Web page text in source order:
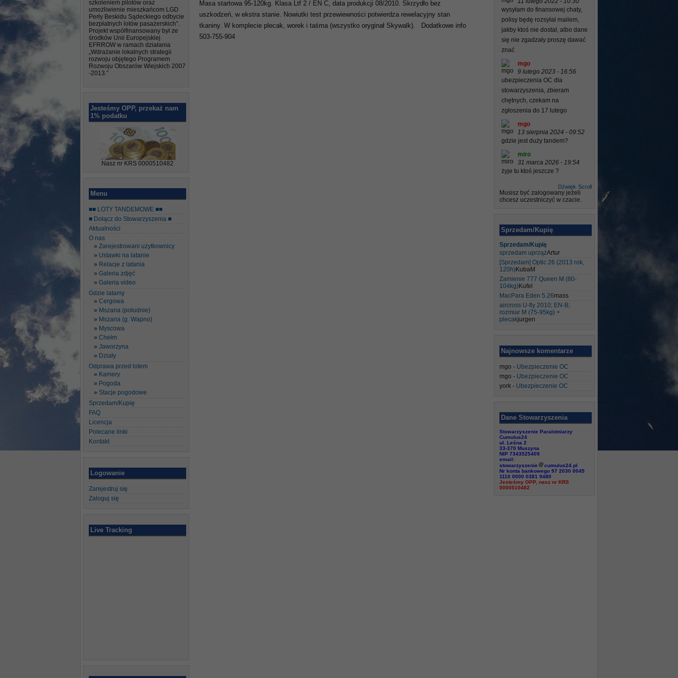
szkoleniem pilotów oraz
umożliwienie mieszkańcom LGD
Perły Beskidu Sądeckiego odbycie
bezpłatnych lotów pasażerskich”.
Projekt współfinansowany był ze
środków Unii Europejskiej
EFRROW w ramach działania
„Wdrażanie lokalnych strategii
rozwoju objętego Programem
Rozwoju Obszarów Wiejskich 2007
-2013.”
Jesteśmy OPP, przekaż nam
1% podatku
Nasz nr KRS 0000510482
Menu
■■ LOTY TANDEMOWE ■■
■ Dołącz do Stowarzyszenia ■
Aktualności
O nas
Zarejestrowani użytkownicy
Ustawki na latanie
Relacje z latania
Galeria zdjęć
Galeria video
Gdzie latamy
Cergowa
Mszana (południe)
Mszana (g. Wapno)
Myscowa
Chełm
Jaworzyna
Działy
Odprawa przed lotem
Kamery
Pogoda
Stacje pogodowe
Sprzedam/Kupię
FAQ
Licencja
Polecane linki
Kontakt
Logowanie
Zarejestruj się
Zaloguj się
Live Tracking
Masa startowa 95-120kg. Klasa Ltf 2 / EN C, data produkcji 08/2010. Skrzydło bez
uszkodzeń, w ekstra stanie. Nowiutki test przewiewności potwierdza rewelacyjny stan
tkaniny. W komplecie plecak, worek i taśma (wszystko oryginał Skywalk). Dodatkowe info
503-755-904
wysyłam do finansowej chaty,
polisy będę rozsyłał mailem,
jakby ktoś nie dostał, albo dane
się nie zgadzały proszę dawać
znać
mgo
9 lutego 2023 - 16:56
ubezpieczenia OC dla
stowarzyszenia, zbieram
chętnych, czekam na
zgłoszenia do 17 lutego
mgo
13 sierpnia 2024 - 09:52
gdzie jest duży tandem?
miro
31 marca 2026 - 19:54
żyje tu ktoś jeszcze ?
Scroll
Dźwięk
Musisz być zalogowany jeżeli
chcesz uczestniczyć w czacie.
Sprzedam/Kupię
Sprzedam/Kupię
sprzedam uprzążArtur
[Sprzedam] Optic 26 (2013 rok,
120h) KubaM
Zamienie 777 Queen M (80-
104kg) Kufel
MacPara Eden 5.26mass
aircross U-fly 2010; EN-B;
rozmiar M (75-95kg) +
plecakjurgen
Najnowsze komentarze
mgo - Ubezpieczenie OC
mgo - Ubezpieczenie OC
york - Ubezpieczenie OC
Dane Stowarzyszenia
Stowarzyszenie Paralotniarzy
Cumulus24
ul. Leśna 2
33-370 Muszyna
NIP 7343525409
email:
stowarzyszenie
cumulus24.pl
Nr konta bankowego 97 2030 0045
1110 0000 0381 9480
Jesteśmy OPP, nasz nr KRS
0000510482